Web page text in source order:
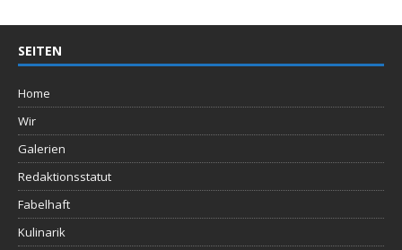
SEITEN
Home
Wir
Galerien
Redaktionsstatut
Fabelhaft
Kulinarik